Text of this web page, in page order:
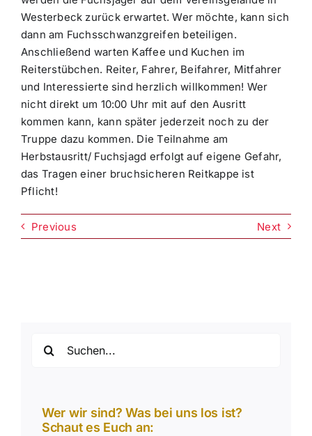
Westerbeck zurück erwartet. Wer möchte, kann sich
dann am Fuchsschwanzgreifen beteiligen.
Anschließend warten Kaffee und Kuchen im
Reiterstübchen. Reiter, Fahrer, Beifahrer, Mitfahrer
und Interessierte sind herzlich willkommen! Wer
nicht direkt um 10:00 Uhr mit auf den Ausritt
kommen kann, kann später jederzeit noch zu der
Truppe dazu kommen. Die Teilnahme am
Herbstausritt/ Fuchsjagd erfolgt auf eigene Gefahr,
das Tragen einer bruchsicheren Reitkappe ist
Pflicht!
Previous Next
nach:
Wer wir sind? Was bei uns los ist?
Schaut es Euch an: